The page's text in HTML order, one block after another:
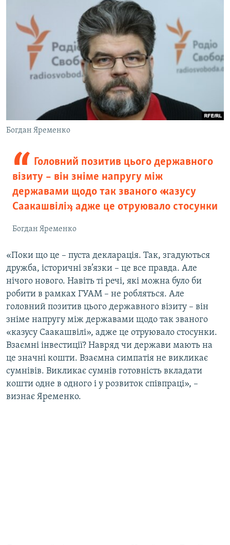
Богдан Яременко
Головний позитив цього державного
візиту – він зніме напругу між
державами щодо так званого «казусу
Саакашвілі», адже це отруювало стосунки
Богдан Яременко
«Поки що це – пуста декларація. Так, згадуються
дружба, історичні зв’язки – це все правда. Але
нічого нового. Навіть ті речі, які можна було би
робити в рамках ГУАМ – не робляться. Але
головний позитив цього державного візиту – він
зніме напругу між державами щодо так званого
«казусу Саакашвілі», адже це отруювало стосунки.
Взаємні інвестиції? Навряд чи держави мають на
це значні кошти. Взаємна симпатія не викликає
сумнівів. Викликає сумнів готовність вкладати
кошти одне в одного і у розвиток співпраці», –
визнає Яременко.